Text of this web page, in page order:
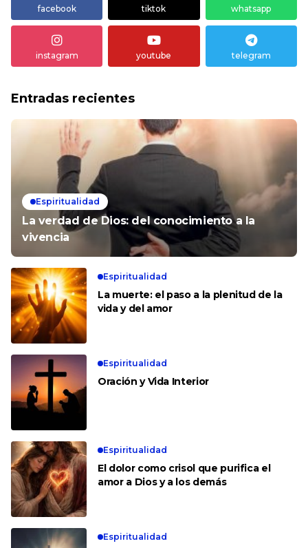
facebook tiktok whatsapp
instagram youtube telegram
Entradas recientes
Espiritualidad
La verdad de Dios: del conocimiento a la
vivencia
Espiritualidad
La muerte: el paso a la plenitud de la
vida y del amor
Espiritualidad
Oración y Vida Interior
Espiritualidad
El dolor como crisol que purifica el
amor a Dios y a los demás
Espiritualidad